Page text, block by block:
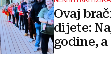
Ovaj
dijete:
godine,